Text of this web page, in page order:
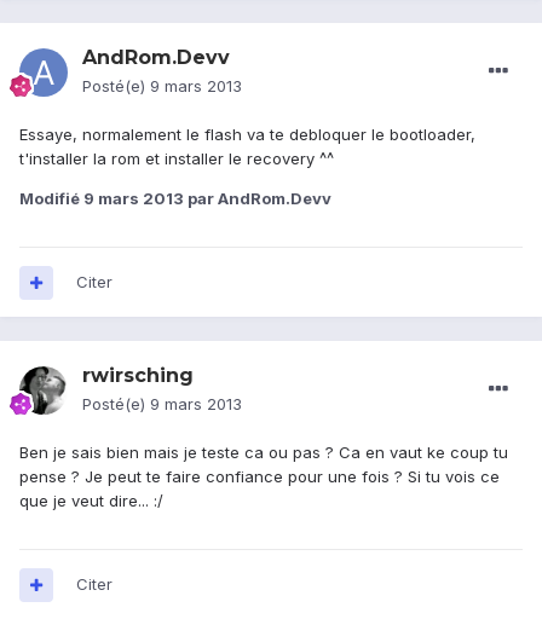
AndRom.Devv
Posté(e) 9 mars 2013
Essaye, normalement le flash va te debloquer le bootloader,
t'installer la rom et installer le recovery ^^
Modifié 9 mars 2013 par AndRom.Devv
Citer
rwirsching
Posté(e) 9 mars 2013
Ben je sais bien mais je teste ca ou pas ? Ca en vaut ke coup tu
pense ? Je peut te faire confiance pour une fois ? Si tu vois ce
que je veut dire... :/
Citer